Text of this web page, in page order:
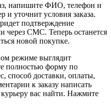
напишите ФИО, телефон и
и уточнит условия заказа.
подтверждение
через СМС. Теперь останется
новой покупке.
режиме выглядит
полностью форму по
способ доставки, оплаты,
к заказу написать
вас найти. Нажмите